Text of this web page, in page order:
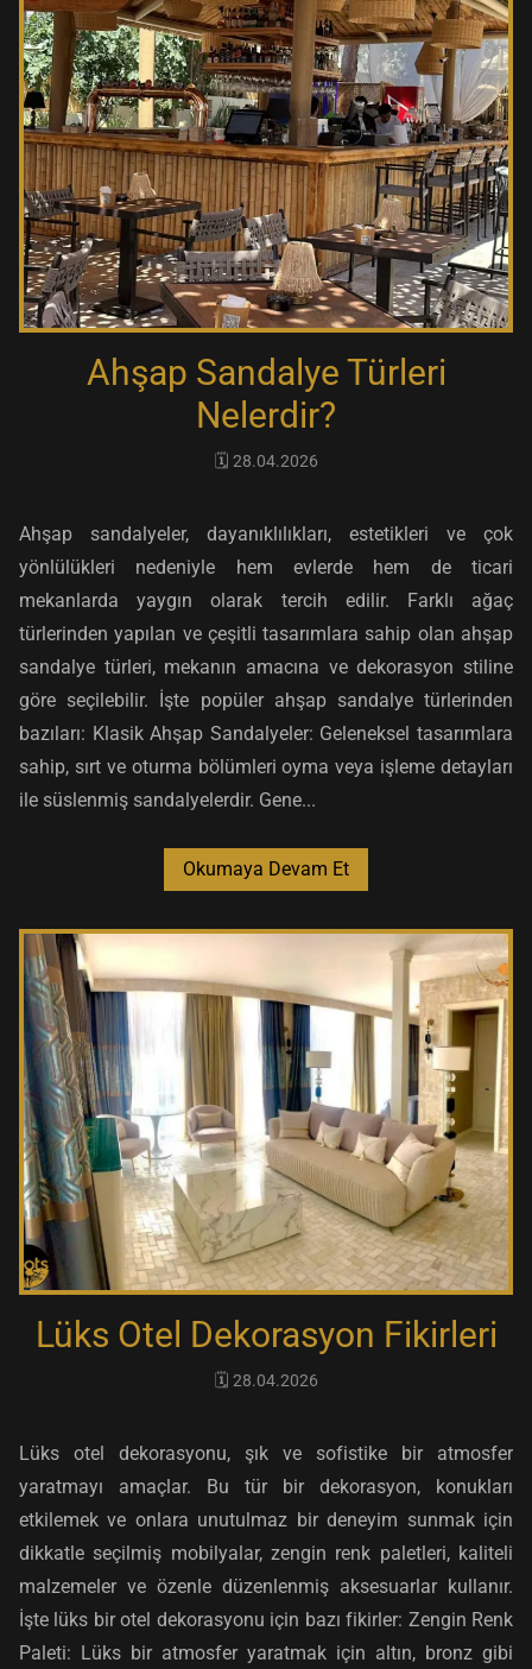
Ahşap Sandalye Türleri
Nelerdir?
🗓️ 28.04.2026
Ahşap sandalyeler, dayanıklılıkları, estetikleri ve çok
yönlülükleri nedeniyle hem evlerde hem de ticari
mekanlarda yaygın olarak tercih edilir. Farklı ağaç
türlerinden yapılan ve çeşitli tasarımlara sahip olan ahşap
sandalye türleri, mekanın amacına ve dekorasyon stiline
göre seçilebilir. İşte popüler ahşap sandalye türlerinden
bazıları: Klasik Ahşap Sandalyeler: Geleneksel tasarımlara
sahip, sırt ve oturma bölümleri oyma veya işleme detayları
ile süslenmiş sandalyelerdir. Gene...
Okumaya Devam Et
Lüks Otel Dekorasyon Fikirleri
🗓️ 28.04.2026
Lüks otel dekorasyonu, şık ve sofistike bir atmosfer
yaratmayı amaçlar. Bu tür bir dekorasyon, konukları
etkilemek ve onlara unutulmaz bir deneyim sunmak için
dikkatle seçilmiş mobilyalar, zengin renk paletleri, kaliteli
malzemeler ve özenle düzenlenmiş aksesuarlar kullanır.
İşte lüks bir otel dekorasyonu için bazı fikirler: Zengin Renk
Paleti: Lüks bir atmosfer yaratmak için altın, bronz gibi